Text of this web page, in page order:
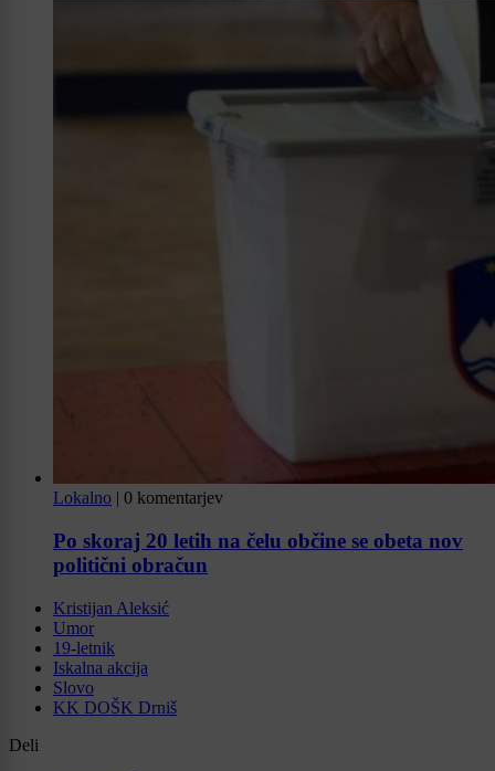
Lokalno | 0 komentarjev
Po skoraj 20 letih na čelu občine se obeta nov
politični obračun
Kristijan Aleksić
Umor
19-letnik
Iskalna akcija
Slovo
KK DOŠK Drniš
Deli